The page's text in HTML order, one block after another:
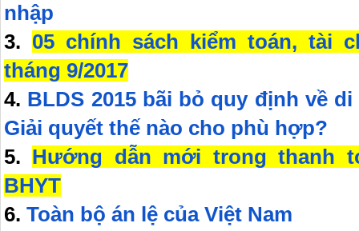
nhập
3. 05 chính sách kiểm toán, tài
tháng 9/2017
4. BLDS 2015 bãi bỏ quy định về
Giải quyết thế nào cho phù hợp?
5. Hướng dẫn mới trong thanh
BHYT
6. Toàn bộ án lệ của Việt Nam